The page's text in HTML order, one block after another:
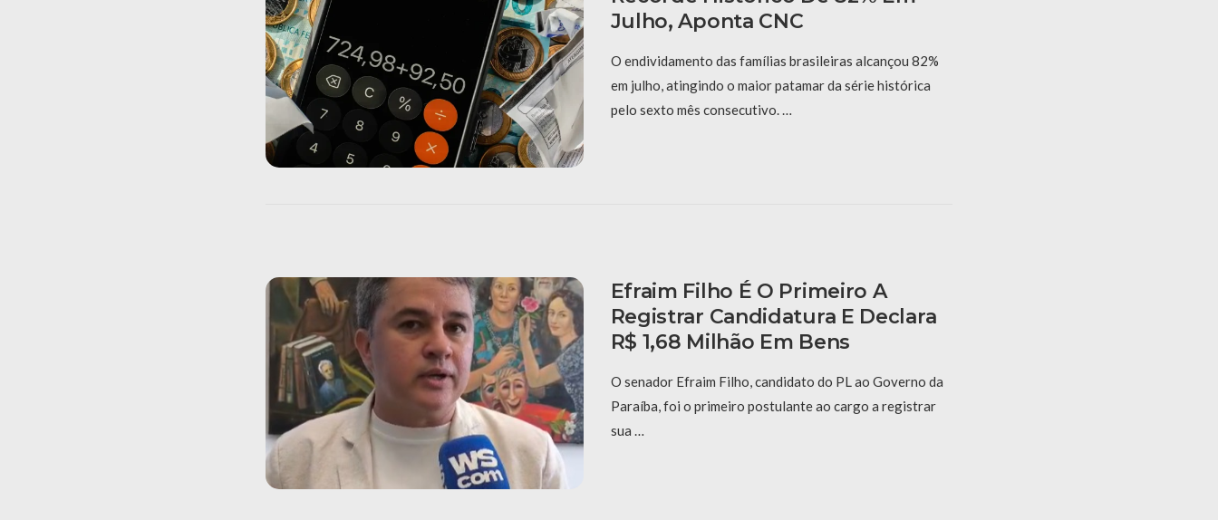
Julho, Aponta CNC
O endividamento das famílias brasileiras alcançou 82%
em julho, atingindo o maior patamar da série histórica
pelo sexto mês consecutivo. …
Efraim Filho É O Primeiro A
Registrar Candidatura E Declara
R$ 1,68 Milhão Em Bens
O senador Efraim Filho, candidato do PL ao Governo da
Paraíba, foi o primeiro postulante ao cargo a registrar
sua …